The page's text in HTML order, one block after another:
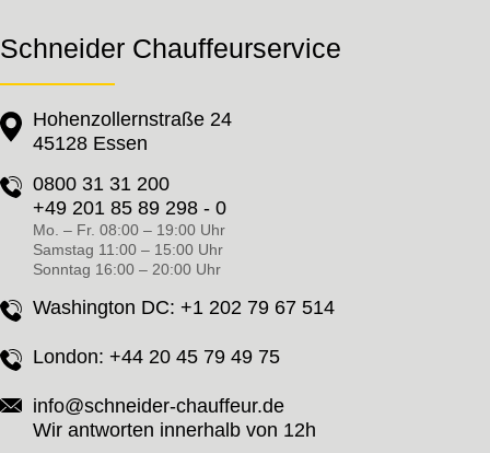
Schneider Chauffeurservice
Hohenzollernstraße 24
45128 Essen
0800 31 31 200
+49 201 85 89 298 - 0
Mo. – Fr. 08:00 – 19:00 Uhr
Samstag 11:00 – 15:00 Uhr
Sonntag 16:00 – 20:00 Uhr
Washington DC: +1 202 79 67 514
London: +44 20 45 79 49 75
info@schneider-chauffeur.de
Wir antworten innerhalb von 12h